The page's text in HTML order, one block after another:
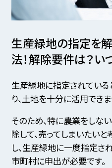
生産緑地の指定を
法！解除要件は？い
生産緑地に指定されている
り、土地を十分に活用できま
そのため、特に農業をしな
除して、売ってしまいたいと
し、生産緑地に一度指定さ
市町村に申出が必要です。